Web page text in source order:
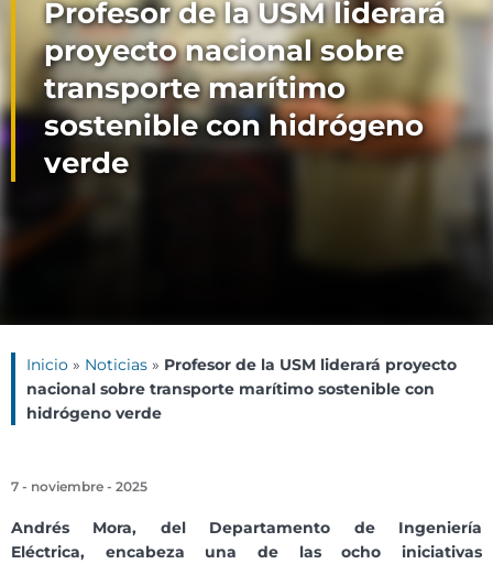
Profesor de la USM liderará
proyecto nacional sobre
transporte marítimo
sostenible con hidrógeno
verde
Inicio » Noticias » Profesor de la USM liderará proyecto
nacional sobre transporte marítimo sostenible con
hidrógeno verde
7 - noviembre - 2025
Andrés Mora, del Departamento de Ingeniería
Eléctrica, encabeza una de las ocho iniciativas